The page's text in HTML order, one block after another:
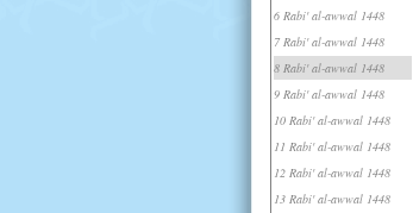
6 Rabi' al-awwal 1448
7 Rabi' al-awwal 1448
8 Rabi' al-awwal 1448
9 Rabi' al-awwal 1448
10 Rabi' al-awwal 1448
11 Rabi' al-awwal 1448
12 Rabi' al-awwal 1448
13 Rabi' al-awwal 1448